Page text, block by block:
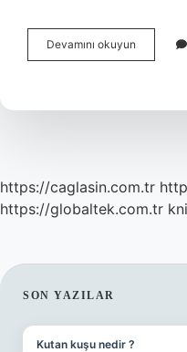
Devamını okuyun Yarbaşkan
Ne
https://caglasin.com.tr
https://globaltek.com.tr
SIDEBAR
SON YAZILAR
Kutan kuşu nedir ?